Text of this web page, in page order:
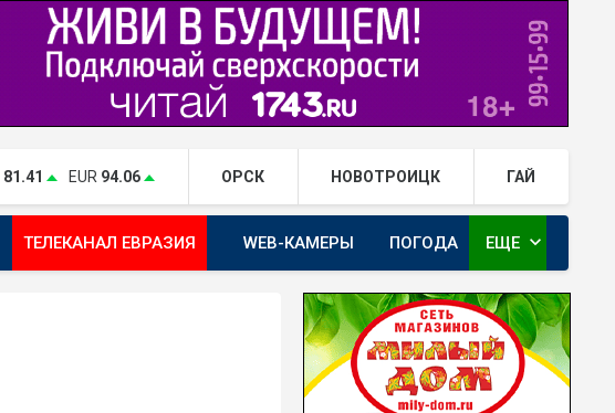
81.41 EUR 94.06 ОРСК НОВОТРОИЦК ГАЙ
ТЕЛЕКАНАЛ ЕВРАЗИЯ WEB-КАМЕРЫ ПОГОДА
ОРЕНБУРГ - ГЕРОИ РЯДОМ С НАМИ
ЕЩЕ expand_more